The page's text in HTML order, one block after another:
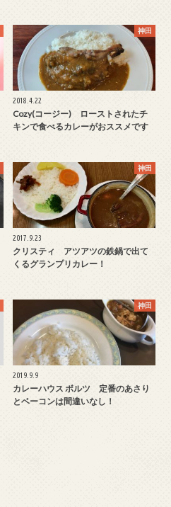
神田
2018.4.22
Cozy(コージー) ローストされたチ
キンで食べるカレーがおススメです
神田
2017.9.23
クリスティ アツアツの鉄鍋で出て
くるグランプリカレー！
神田
2019.9.9
カレーハウス ボルツ 定番のあさり
とベーコンは間違いなし！